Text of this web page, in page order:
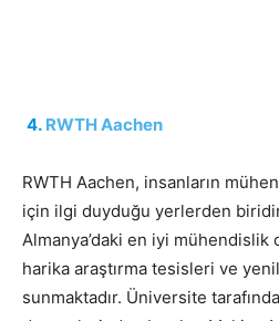
RWTH Aachen
RWTH Aachen, insanların
için ilgi duyduğu yerlerden
Almanya’daki en iyi mühendislik
harika araştırma tesisleri ve
sunmaktadır. Üniversite